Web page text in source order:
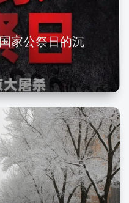
家公祭日的沉